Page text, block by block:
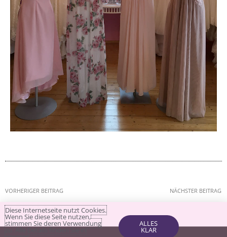
VORHERIGER BEITRAG NÄCHSTER BEITRAG
Diese Internetseite nutzt Cookies.
Wenn Sie diese Seite nutzen,
stimmen Sie deren Verwendung
zu. Alle Details finden Sie in
ALLES
KLAR